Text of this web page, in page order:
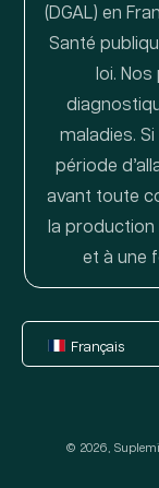
(DGAL) en
Santé
loi.
maladies.
période
avant toute
la
et à une
Français
© 2026,